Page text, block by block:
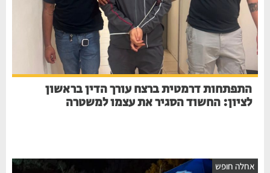
התפתחות דרמטית ברצח עורך הדין בראשון
לציון: החשוד הסגיר את עצמו למשטרה
חופש